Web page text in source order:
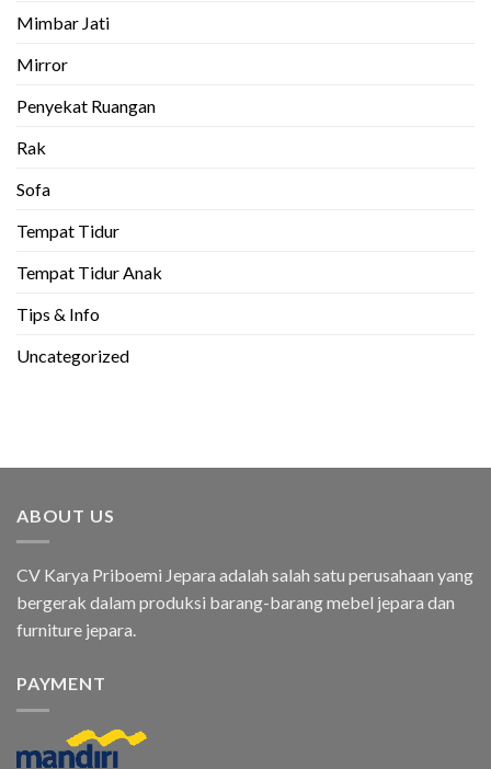
Mimbar Jati
Mirror
Penyekat Ruangan
Rak
Sofa
Tempat Tidur
Tempat Tidur Anak
Tips & Info
Uncategorized
ABOUT US
CV Karya Priboemi Jepara adalah salah satu perusahaan yang
bergerak dalam produksi barang-barang mebel jepara dan
furniture jepara.
PAYMENT